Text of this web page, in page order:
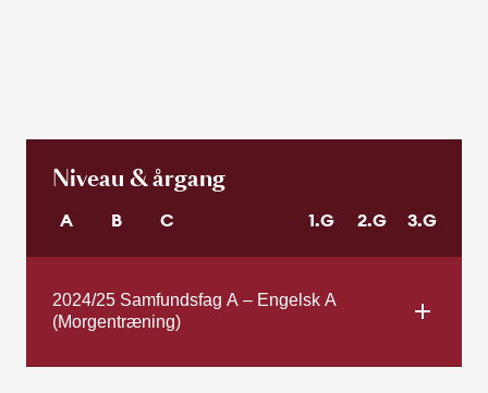
Niveau & årgang
A B C 1.G 2.G 3.G
2024/25 Samfundsfag A – Engelsk A
(Morgentræning)